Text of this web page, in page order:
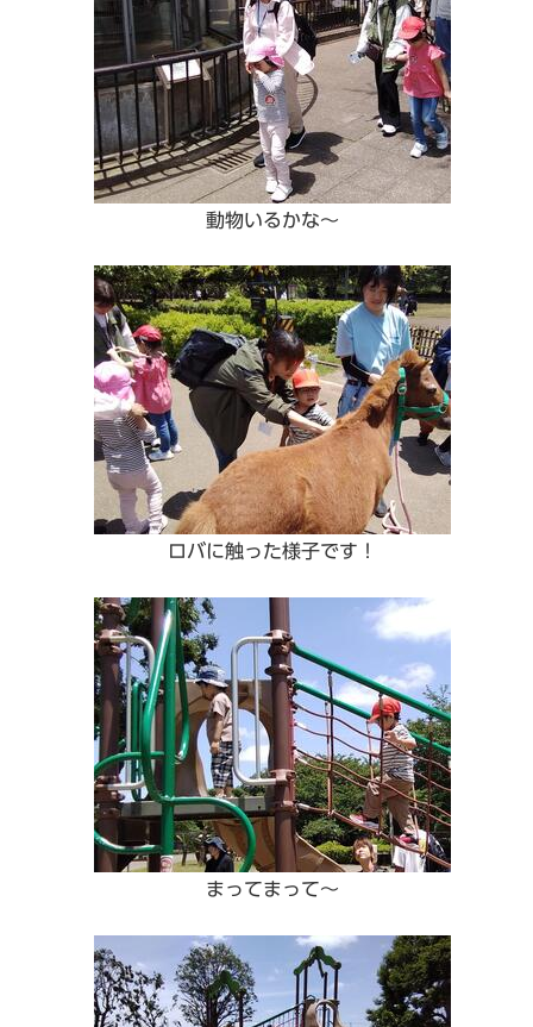
動物いるかな～
ロバに触った様子です！
まってまって～